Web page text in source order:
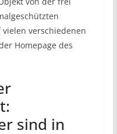
verschiedenen
Homepage des
sind in